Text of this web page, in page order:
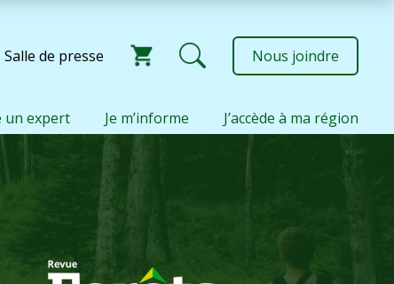
Salle de presse Nous joindre
un expert Je m’informe J’accède à ma région